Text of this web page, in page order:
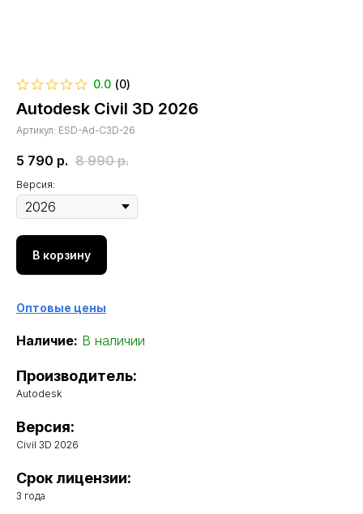
0.0 (0)
Autodesk Civil 3D 2026
Артикул: ESD-Ad-C3D-26
5 790 р. 8 990 р.
Версия:
В корзину
Оптовые цены
Наличие: В наличии
Производитель:
Autodesk
Версия:
Civil 3D 2026
Срок лицензии:
3 года